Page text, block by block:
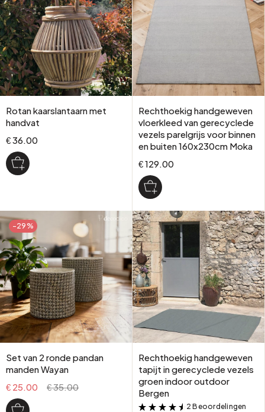
Rotan kaarslantaarn met
handvat
€ 36.00
Rechthoekig handgeweven
vloerkleed van gerecyclede
vezels parelgrijs voor binnen
en buiten 160x230cm Moka
€ 129.00
-29%
Set van 2 ronde pandan
manden Wayan
€ 25.00
€ 35.00
Rechthoekig handgeweven
tapijt in gerecyclede vezels
groen indoor outdoor
Bergen
&
2 Beoordelingen